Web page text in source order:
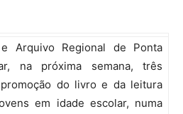
Arquivo Regional de Ponta
na próxima semana, três
do livro e da leitura
em idade escolar, numa